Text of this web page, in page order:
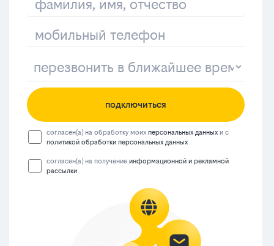
подключиться
согласен(а) на обработку моихперсональных данных и с
политикой обработки персональных данных
согласен(а) на получениеинформационной и рекламной
рассылки